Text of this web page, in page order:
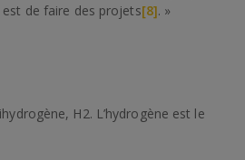
de faire des projets[8]. »
H2. L’hydrogène est le